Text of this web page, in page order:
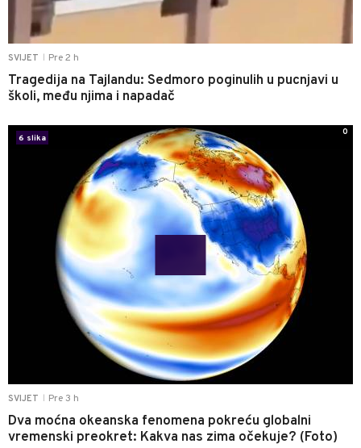
SVIJET Pre 2 h
Tragedija na Tajlandu: Sedmoro poginulih u pucnjavi u
školi, među njima i napadač
SVIJET Pre 3 h
Dva moćna okeanska fenomena pokreću globalni
vremenski preokret: Kakva nas zima očekuje? (Foto)
6 slika
0